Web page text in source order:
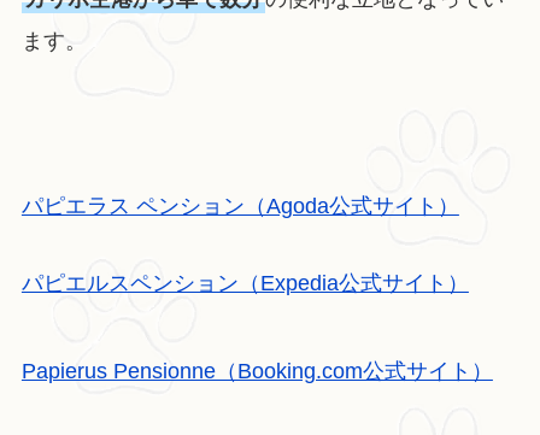
ます。
パピエラス ペンション（Agoda公式サイト）
パピエルスペンション（Expedia公式サイト）
Papierus Pensionne（Booking.com公式サイト）